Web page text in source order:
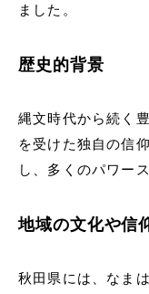
ました。
歴史的背景
縄文時代から続く
を受けた独自の信
し、多くのパワー
地域の文化や信
秋田県には、なま